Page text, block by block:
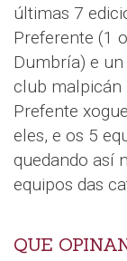
últimas 7
Preferente (1
Dumbría) e
club malpicán
Prefente
eles, e os 5
quedando así
equipos das
QUE